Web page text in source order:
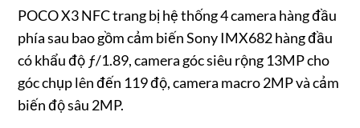
POCO X3 NFC trang bị hệ thống 4 camera hàng đầu
phía sau bao gồm cảm biến Sony IMX682 hàng đầu
có khẩu độ ƒ/1.89, camera góc siêu rộng 13MP cho
góc chụp lên đến 119 độ, camera macro 2MP và cảm
biến độ sâu 2MP.